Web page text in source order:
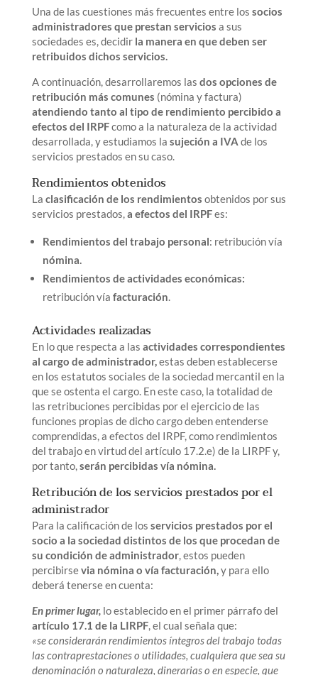
Una de las cuestiones más frecuentes entre los socios
administradores que prestan servicios a sus
sociedades es, decidir la manera en que deben ser
retribuidos dichos servicios.
A continuación, desarrollaremos las dos opciones de
retribución más comunes (nómina y factura)
atendiendo tanto al tipo de rendimiento percibido a
efectos del IRPFcomo a la naturaleza de la actividad
desarrollada, y estudiamos la sujeción a IVA de los
servicios prestados en su caso.
Rendimientos obtenidos
La clasificación de los rendimientos obtenidos por sus
servicios prestados,a efectos del IRPFes:
Rendimientos del trabajo personal: retribución vía
nómina.
Rendimientos de actividades económicas:
retribución vía facturación.
Actividades realizadas
En lo que respecta a las actividades correspondientes
al cargo de administrador,estas deben establecerse
en los estatutos sociales de la sociedad mercantil en la
que se ostenta el cargo. En este caso, la totalidad de
las retribuciones percibidas por el ejercicio de las
funciones propias de dicho cargo deben entenderse
comprendidas, a efectos del IRPF, como rendimientos
del trabajo en virtud del artículo 17.2.e) de la LIRPF y,
por tanto,serán percibidas vía nómina.
Retribución de los servicios prestados por el
administrador
Para la calificación de los servicios prestados por el
socio a la sociedad distintos de los que procedan de
su condición de administrador, estos pueden
percibirsevia nómina o vía facturación,y para ello
deberá tenerse en cuenta:
En primer lugar,lo establecido en el primer párrafo del
artículo 17.1 de la LIRPF, el cual señala que:
«se considerarán rendimientos íntegros del trabajo todas
las contraprestaciones o utilidades, cualquiera que sea su
denominación o naturaleza, dinerarias o en especie, que